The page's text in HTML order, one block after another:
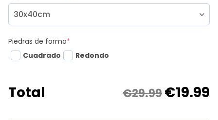
Piedras de forma*
Cuadrado
Redondo
Total €29.99€19.99